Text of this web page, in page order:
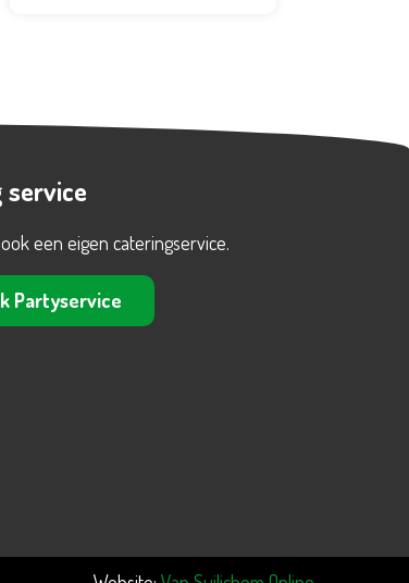
service
een eigen cateringservice.
Partyservice